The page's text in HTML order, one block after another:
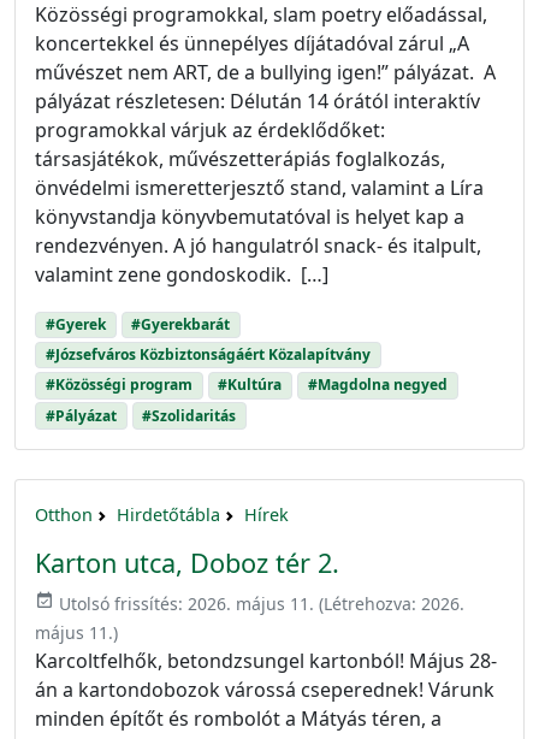
Közösségi programokkal, slam poetry előadással,
koncertekkel és ünnepélyes díjátadóval zárul „A
művészet nem ART, de a bullying igen!” pályázat. A
pályázat részletesen: Délután 14 órától interaktív
programokkal várjuk az érdeklődőket:
társasjátékok, művészetterápiás foglalkozás,
önvédelmi ismeretterjesztő stand, valamint a Líra
könyvstandja könyvbemutatóval is helyet kap a
rendezvényen. A jó hangulatról snack- és italpult,
valamint zene gondoskodik. […]
#Gyerek
#Gyerekbarát
#Józsefváros Közbiztonságáért Közalapítvány
#Közösségi program
#Kultúra
#Magdolna negyed
#Pályázat
#Szolidaritás
Otthon Hirdetőtábla Hírek
Karton utca, Doboz tér 2.
event_available Utolsó frissítés: 2026. május 11. (Létrehozva: 2026.
május 11.)
Karcoltfelhők, betondzsungel kartonból! Május 28-
án a kartondobozok várossá cseperednek! Várunk
minden építőt és rombolót a Mátyás téren, a